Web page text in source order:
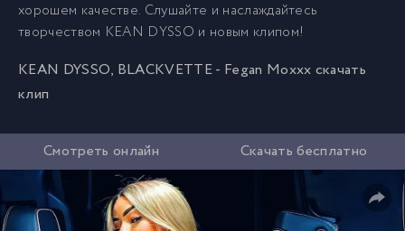
хорошем качестве. Слушайте и наслаждайтесь
творчеством KEAN DYSSO и новым клипом!
KEAN DYSSO, BLACKVETTE - Fegan Moxxx скачать
клип
Смотреть онлайн Скачать бесплатно